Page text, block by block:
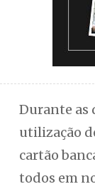
Durante as
utilização
cartão
todos em